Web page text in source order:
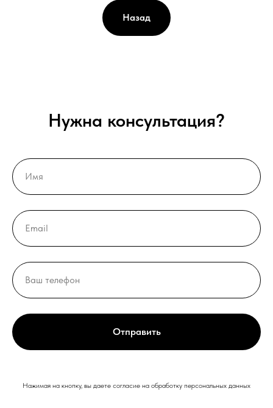
Назад
Нужна консультация?
Отправить
Нажимая на кнопку, вы даете согласие на обработку персональных данных